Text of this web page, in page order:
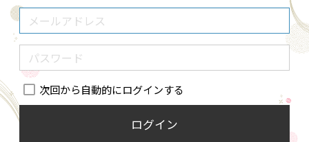
次回から自動的にログインする
ログイン